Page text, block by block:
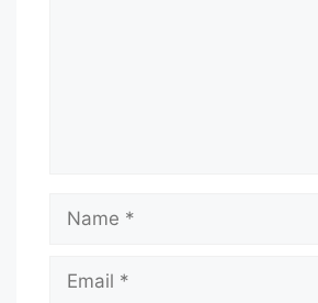
Name
Email